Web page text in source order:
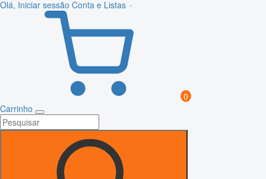
Olá, Iniciar sessão Conta e Listas
0
Carrinho